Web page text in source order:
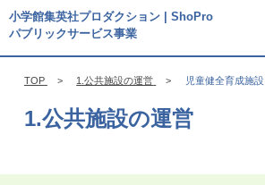
小学館集英社プロダクション | ShoPro
パブリックサービス事業
TOP 1.公共施設の運営 児童健全育成施設
1.公共施設の運営